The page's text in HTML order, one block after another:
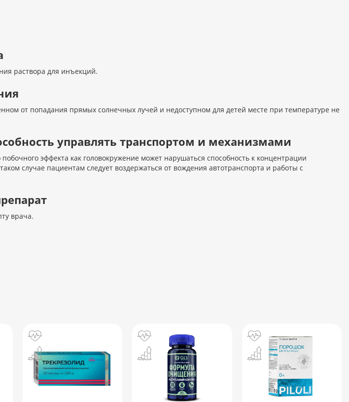
раствора для инъекций.
от попадания прямых солнечных лучей и недоступном для детей месте при температуре не
управлять транспортом и механизмами
побочного эффекта как головокружение может нарушаться способность к концентрации
случае пациентам следует воздержаться от вождения автотранспорта и работы с
врача.